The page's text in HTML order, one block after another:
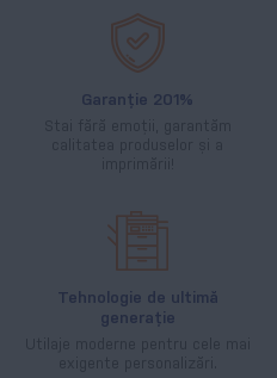
Garanție 201%
Tehnologie de ultimă
generație